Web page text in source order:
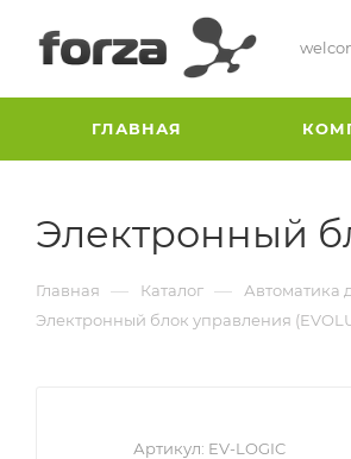
ГЛАВНАЯ
Электронный
Главная — Каталог — Автоматика
Электронный блок управления
Артикул: EV-LOGIC